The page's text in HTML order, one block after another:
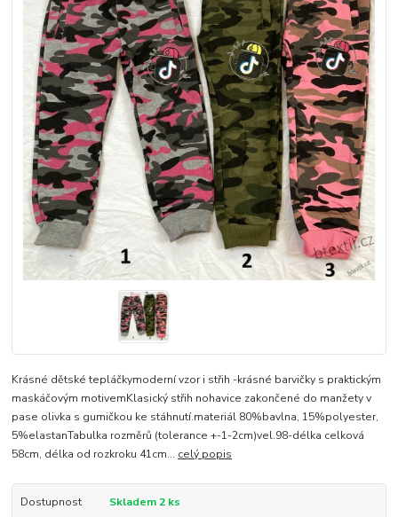
Krásné dětské tepláčkymoderní vzor i střih -krásné barvičky s praktickým
maskáčovým motivemKlasický střih nohavice zakončené do manžety v
pase olivka s gumičkou ke stáhnutí.materiál 80%bavlna, 15%polyester,
5%elastanTabulka rozměrů (tolerance +-1-2cm)vel.98-délka celková
58cm, délka od rozkroku 41cm... celý popis
Dostupnost
Skladem 2 ks